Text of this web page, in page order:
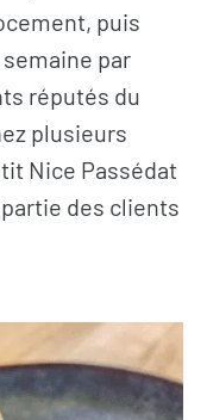
puis
par
réputés du
plusieurs
Nice Passédat
des clients